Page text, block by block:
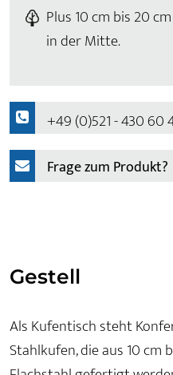
Plus 10 cm bis 20
in der Mitte.
+49 (0)521 - 430 60
Frage zum Produkt?
Gestell
Als Kufentisch steht
Stahlkufen, die aus 10 cm